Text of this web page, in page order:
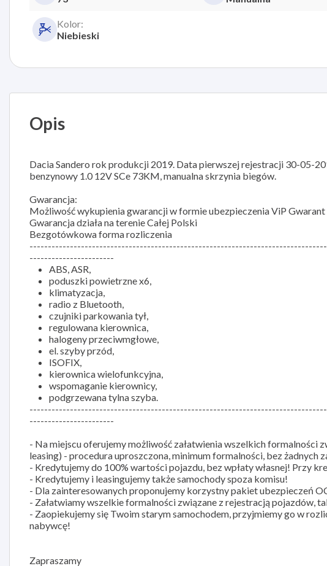
Kolor:
Niebieski
Opis
Dacia Sandero rok produkcji 2019. Data pierwszej rejestracji 30-05-
benzynowy 1.0 12V SCe 73KM, manualna skrzynia biegów.
Gwarancja:
Możliwość wykupienia gwarancji w formie ubezpieczenia ViP
Gwarancja działa na terenie Całej Polski
Bezgotówkowa forma rozliczenia
-----------------------
ABS, ASR,
poduszki powietrzne x6,
klimatyzacja,
radio z Bluetooth,
czujniki parkowania tył,
regulowana kierownica,
halogeny przeciwmgłowe,
el. szyby przód,
ISOFIX,
kierownica wielofunkcyjna,
wspomaganie kierownicy,
podgrzewana tylna szyba.
-----------------------
- Na miejscu oferujemy możliwość załatwienia wszelkich formalności
leasing) - procedura uproszczona, minimum formalności, bez żadnych
- Kredytujemy do 100% wartości pojazdu, bez wpłaty własnej! Przy
- Kredytujemy i leasingujemy także samochody spoza komisu!
- Dla zainteresowanych proponujemy korzystny pakiet ubezpieczeń
- Załatwiamy wszelkie formalności związane z rejestracją pojazdów,
- Zaopiekujemy się Twoim starym samochodem, przyjmiemy go w
nabywcę!
Zapraszamy